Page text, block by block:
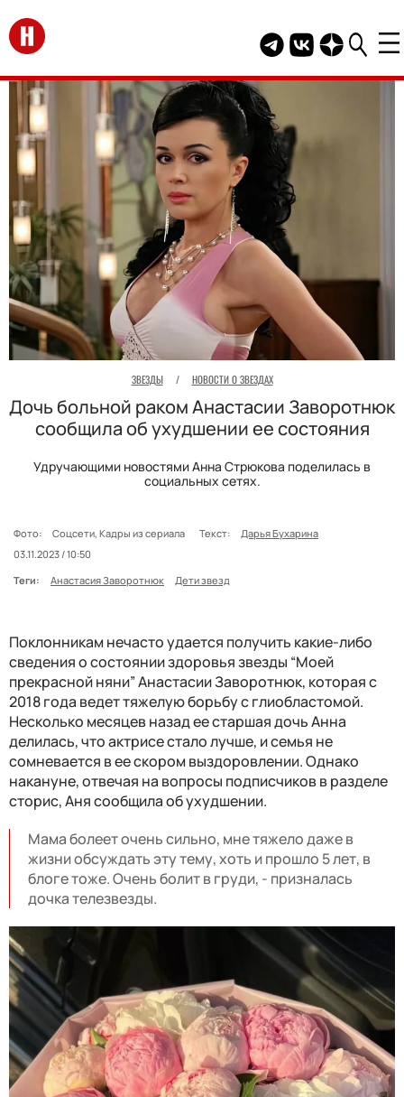
Перейти на главную
Telegram канал
Группа HELLO
Канал
ЗВЕЗДЫ / НОВОСТИ О ЗВЕЗДАХ
Дочь больной раком Анастасии Заворотнюк
сообщила об ухудшении ее состояния
Удручающими новостями Анна Стрюкова поделилась в
социальных сетях.
Фото: Соцсети, Кадры из сериала Текст:
Дарья Бухарина
03.11.2023 / 10:50
Теги:
Анастасия Заворотнюк Дети звезд
Поклонникам нечасто удается получить какие-либо
сведения о состоянии здоровья звезды “Моей
прекрасной няни” Анастасии Заворотнюк, которая с
2018 года ведет тяжелую борьбу с глиобластомой.
Несколько месяцев назад ее старшая дочь Анна
делилась, что актрисе стало лучше, и семья не
сомневается в ее скором выздоровлении. Однако
накануне, отвечая на вопросы подписчиков в разделе
сторис, Аня сообщила об ухудшении.
Мама болеет очень сильно, мне тяжело даже в
жизни обсуждать эту тему, хоть и прошло 5 лет, в
блоге тоже. Очень болит в груди, - призналась
дочка телезвезды.